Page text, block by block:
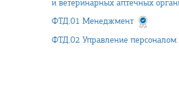
и ветеринарных аптечных
ФТД.01 Менеджмент
ФТД.02 Управление персоналом